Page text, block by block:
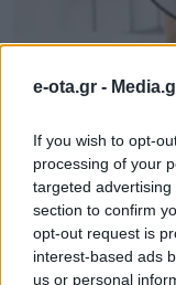
e-ota.gr -
If you wish to opt-
processing of your
targeted
section to confirm
opt-out request is
interest-based ads
us or personal
Πρόγραμμα
αδέσποτων στο
07.08.2026 - 07.57